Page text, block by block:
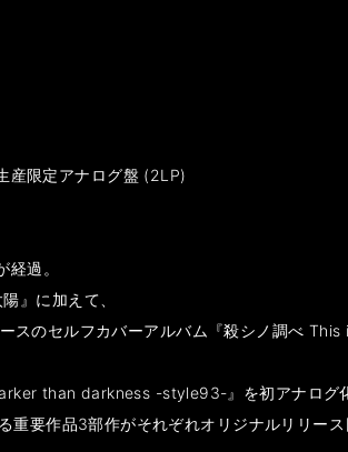
限定アナログ盤 (2LP)
過。
』に加えて、
スのセルフカバーアルバム『殺シノ調べ
than darkness -style93-』を初アナログ
要作品3部作がそれぞれオリジナルリリース